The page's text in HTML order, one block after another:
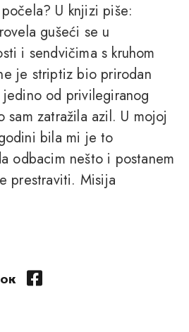
U knjizi piše:
gušeći se u
i sendvičima s kruhom
je striptiz bio prirodan
od privilegiranog
sam zatražila azil. U mojoj
bila mi je to
odbacim nešto i postanem
prestraviti. Misija